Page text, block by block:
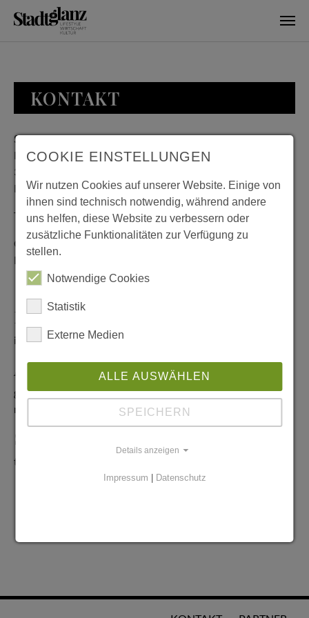
KONTAKT
Stadtglanz / mediaworld GmbH
Bankplatz 8
38100 Braunschweig
Deutschland
Telefon: 0531 482010-20
Geschäftszeiten: Montag bis Donnerstag 08:00 bis 18:00;
Freitag 08:00 bis 15:00
Redaktionelle Anfragen
info@stadtglanz.de
Anzeigen-Service
graen@mediaworldgmbh.deoder
meyer@mediaworldgmbh.de
tipps@stadtglanz.de
COOKIE EINSTELLUNGEN
Wir nutzen Cookies auf unserer Website. Einige von
ihnen sind technisch notwendig, während andere
uns helfen, diese Website zu verbessern oder
zusätzliche Funktionalitäten zur Verfügung zu
stellen.
Notwendige Cookies
Statistik
Externe Medien
ALLE AUSWÄHLEN
SPEICHERN
Details anzeigen
Impressum | Datenschutz